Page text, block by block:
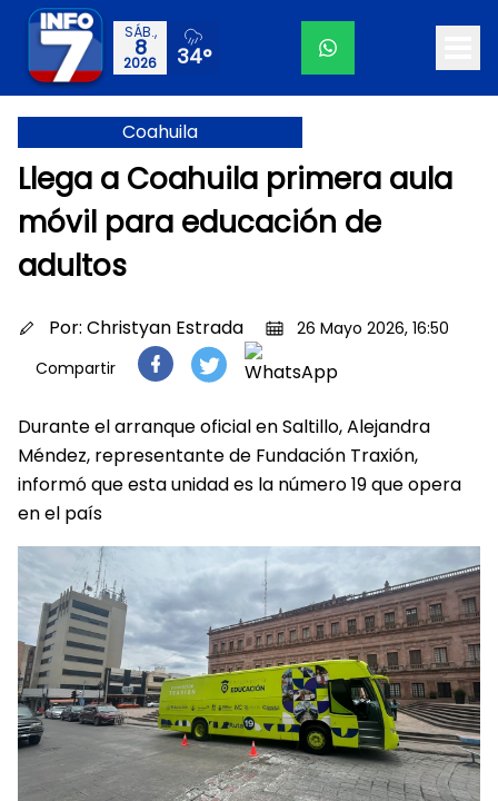
SÁB.,
8
2026 34°
Coahuila
Llega a Coahuila primera aula
móvil para educación de
adultos
Por: Christyan Estrada
26 Mayo 2026, 16:50
Compartir
Durante el arranque oficial en Saltillo, Alejandra
Méndez, representante de Fundación Traxión,
informó que esta unidad es la número 19 que opera
en el país